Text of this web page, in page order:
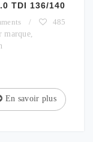
TDI 136/140
/
485
marque,
En savoir plus